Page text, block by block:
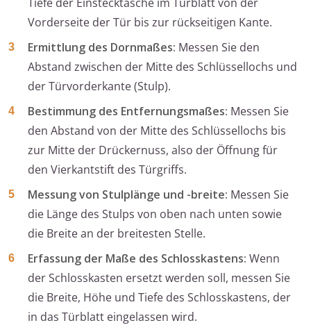
Vorderseite der Tür bis zur rückseitigen Kante.
Ermittlung des Dornmaßes: Messen Sie den
Abstand zwischen der Mitte des Schlüssellochs und
der Türvorderkante (Stulp).
Bestimmung des Entfernungsmaßes: Messen Sie
den Abstand von der Mitte des Schlüssellochs bis
zur Mitte der Drückernuss, also der Öffnung für
den Vierkantstift des Türgriffs.
Messung von Stulplänge und -breite: Messen Sie
die Länge des Stulps von oben nach unten sowie
die Breite an der breitesten Stelle.
Erfassung der Maße des Schlosskastens: Wenn
der Schlosskasten ersetzt werden soll, messen Sie
die Breite, Höhe und Tiefe des Schlosskastens, der
in das Türblatt eingelassen wird.